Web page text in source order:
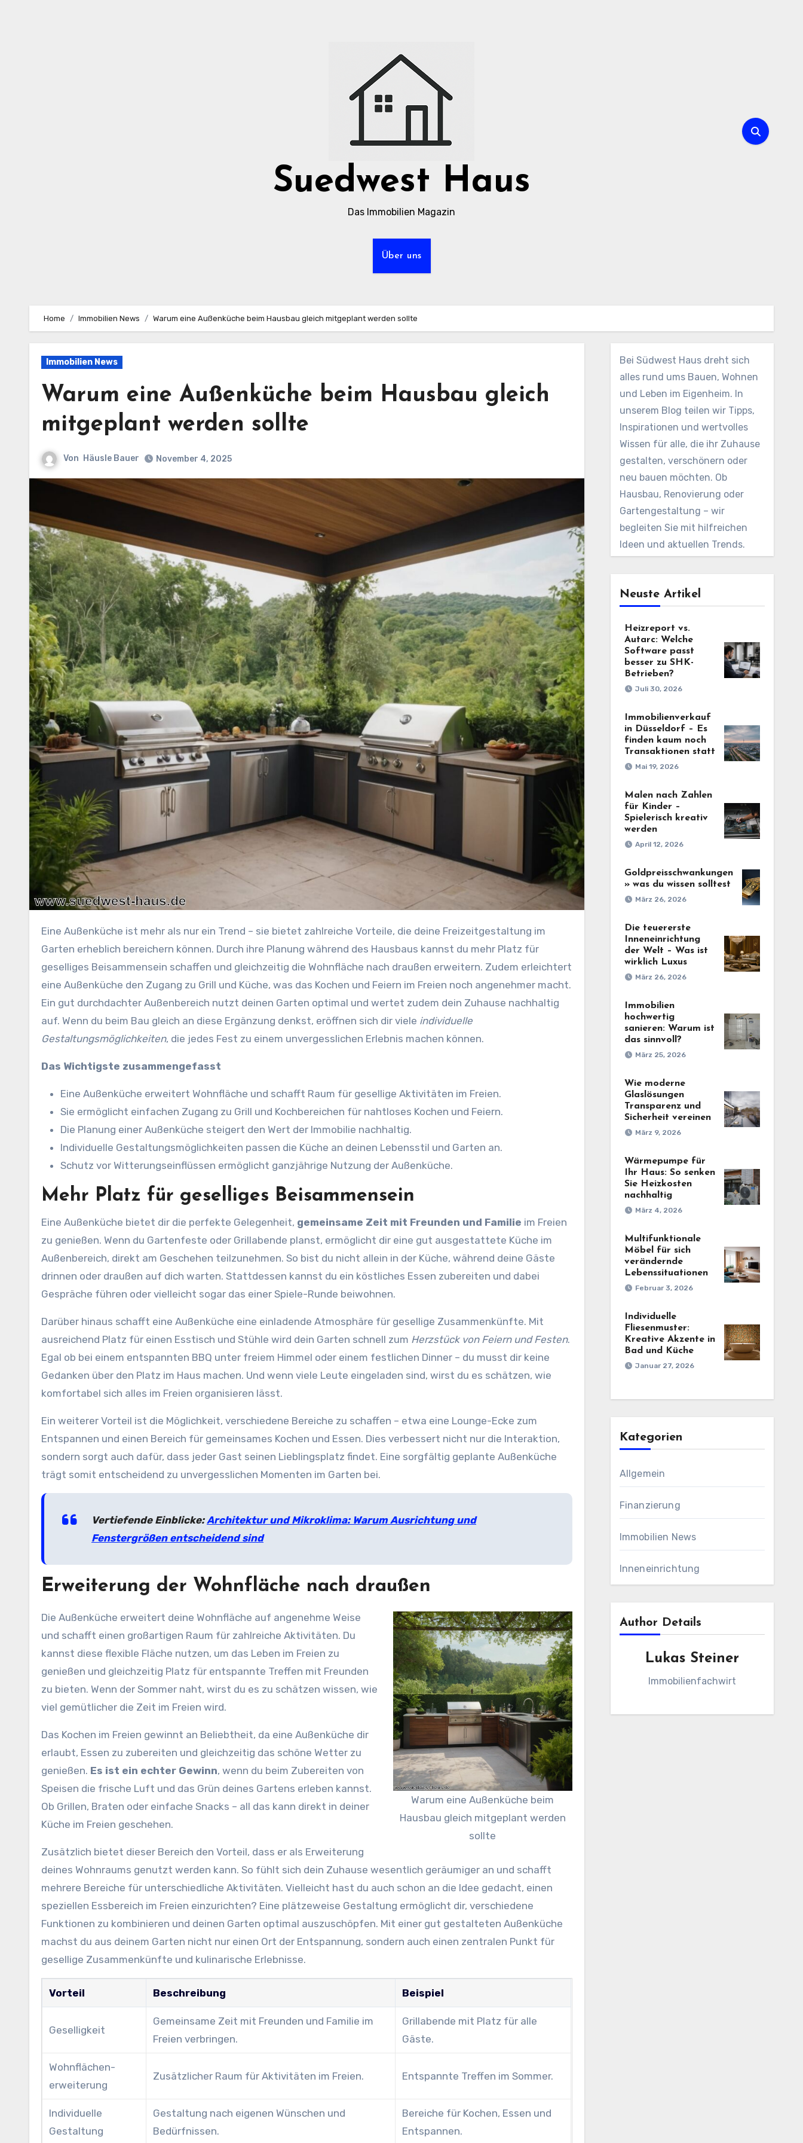
Suedwest Haus
Das Immobilien Magazin
Über uns
Home Immobilien News Warum eine Außenküche beim Hausbau gleich mitgeplant werden sollte
Immobilien News
Warum eine Außenküche beim Hausbau gleich
mitgeplant werden sollte
Von Häusle Bauer November 4, 2025
Eine Außenküche ist mehr als nur ein Trend – sie bietet zahlreiche Vorteile, die deine Freizeitgestaltung im
Garten erheblich bereichern können. Durch ihre Planung während des Hausbaus kannst du mehr Platz für
geselliges Beisammensein schaffen und gleichzeitig die Wohnfläche nach draußen erweitern. Zudem erleichtert
eine Außenküche den Zugang zu Grill und Küche, was das Kochen und Feiern im Freien noch angenehmer macht.
Ein gut durchdachter Außenbereich nutzt deinen Garten optimal und wertet zudem dein Zuhause nachhaltig
auf. Wenn du beim Bau gleich an diese Ergänzung denkst, eröffnen sich dir viele individuelle
Gestaltungsmöglichkeiten, die jedes Fest zu einem unvergesslichen Erlebnis machen können.
Das Wichtigste zusammengefasst
Eine Außenküche erweitert Wohnfläche und schafft Raum für gesellige Aktivitäten im Freien.
Sie ermöglicht einfachen Zugang zu Grill und Kochbereichen für nahtloses Kochen und Feiern.
Die Planung einer Außenküche steigert den Wert der Immobilie nachhaltig.
Individuelle Gestaltungsmöglichkeiten passen die Küche an deinen Lebensstil und Garten an.
Schutz vor Witterungseinflüssen ermöglicht ganzjährige Nutzung der Außenküche.
Mehr Platz für geselliges Beisammensein
Eine Außenküche bietet dir die perfekte Gelegenheit, gemeinsame Zeit mit Freunden und Familie im Freien
zu genießen. Wenn du Gartenfeste oder Grillabende planst, ermöglicht dir eine gut ausgestattete Küche im
Außenbereich, direkt am Geschehen teilzunehmen. So bist du nicht allein in der Küche, während deine Gäste
drinnen oder draußen auf dich warten. Stattdessen kannst du ein köstliches Essen zubereiten und dabei
Gespräche führen oder vielleicht sogar das einer Spiele-Runde beiwohnen.
Darüber hinaus schafft eine Außenküche eine einladende Atmosphäre für gesellige Zusammenkünfte. Mit
ausreichend Platz für einen Esstisch und Stühle wird dein Garten schnell zum Herzstück von Feiern und Festen.
Egal ob bei einem entspannten BBQ unter freiem Himmel oder einem festlichen Dinner – du musst dir keine
Gedanken über den Platz im Haus machen. Und wenn viele Leute eingeladen sind, wirst du es schätzen, wie
komfortabel sich alles im Freien organisieren lässt.
Ein weiterer Vorteil ist die Möglichkeit, verschiedene Bereiche zu schaffen – etwa eine Lounge-Ecke zum
Entspannen und einen Bereich für gemeinsames Kochen und Essen. Dies verbessert nicht nur die Interaktion,
sondern sorgt auch dafür, dass jeder Gast seinen Lieblingsplatz findet. Eine sorgfältig geplante Außenküche
trägt somit entscheidend zu unvergesslichen Momenten im Garten bei.
Vertiefende Einblicke:Architektur und Mikroklima: Warum Ausrichtung und
Fenstergrößen entscheidend sind
Erweiterung der Wohnfläche nach draußen
Warum eine Außenküche beim
Hausbau gleich mitgeplant werden
sollte
Die Außenküche erweitert deine Wohnfläche auf angenehme Weise
und schafft einen großartigen Raum für zahlreiche Aktivitäten. Du
kannst diese flexible Fläche nutzen, um das Leben im Freien zu
genießen und gleichzeitig Platz für entspannte Treffen mit Freunden
zu bieten. Wenn der Sommer naht, wirst du es zu schätzen wissen, wie
viel gemütlicher die Zeit im Freien wird.
Das Kochen im Freien gewinnt an Beliebtheit, da eine Außenküche dir
erlaubt, Essen zu zubereiten und gleichzeitig das schöne Wetter zu
genießen. Es ist ein echter Gewinn, wenn du beim Zubereiten von
Speisen die frische Luft und das Grün deines Gartens erleben kannst.
Ob Grillen, Braten oder einfache Snacks – all das kann direkt in deiner
Küche im Freien geschehen.
Zusätzlich bietet dieser Bereich den Vorteil, dass er als Erweiterung
deines Wohnraums genutzt werden kann. So fühlt sich dein Zuhause wesentlich geräumiger an und schafft
mehrere Bereiche für unterschiedliche Aktivitäten. Vielleicht hast du auch schon an die Idee gedacht, einen
speziellen Essbereich im Freien einzurichten? Eine plätzeweise Gestaltung ermöglicht dir, verschiedene
Funktionen zu kombinieren und deinen Garten optimal auszuschöpfen. Mit einer gut gestalteten Außenküche
machst du aus deinem Garten nicht nur einen Ort der Entspannung, sondern auch einen zentralen Punkt für
gesellige Zusammenkünfte und kulinarische Erlebnisse.
Vorteil Beschreibung Beispiel
Geselligkeit
Gemeinsame Zeit mit Freunden und Familie im
Freien verbringen.
Grillabende mit Platz für alle
Gäste.
Wohnflächen­
erweiterung
Zusätzlicher Raum für Aktivitäten im Freien. Entspannte Treffen im Sommer.
Individuelle
Gestaltung
Gestaltung nach eigenen Wünschen und
Bedürfnissen.
Bereiche für Kochen, Essen und
Entspannen.
Bei Südwest Haus dreht sich
alles rund ums Bauen, Wohnen
und Leben im Eigenheim. In
unserem Blog teilen wir Tipps,
Inspirationen und wertvolles
Wissen für alle, die ihr Zuhause
gestalten, verschönern oder
neu bauen möchten. Ob
Hausbau, Renovierung oder
Gartengestaltung – wir
begleiten Sie mit hilfreichen
Ideen und aktuellen Trends.
Neuste Artikel
Heizreport vs.
Autarc: Welche
Software passt
besser zu SHK-
Betrieben?
Juli 30, 2026
Immobilienverkauf
in Düsseldorf – Es
finden kaum noch
Transaktionen statt
Mai 19, 2026
Malen nach Zahlen
für Kinder –
Spielerisch kreativ
werden
April 12, 2026
Goldpreisschwankungen
» was du wissen solltest
März 26, 2026
Die teuererste
Inneneinrichtung
der Welt – Was ist
wirklich Luxus
März 26, 2026
Immobilien
hochwertig
sanieren: Warum ist
das sinnvoll?
März 25, 2026
Wie moderne
Glaslösungen
Transparenz und
Sicherheit vereinen
März 9, 2026
Wärmepumpe für
Ihr Haus: So senken
Sie Heizkosten
nachhaltig
März 4, 2026
Multifunktionale
Möbel für sich
verändernde
Lebenssituationen
Februar 3, 2026
Individuelle
Fliesenmuster:
Kreative Akzente in
Bad und Küche
Januar 27, 2026
Kategorien
Allgemein
Finanzierung
Immobilien News
Inneneinrichtung
Author Details
Lukas Steiner
Immobilienfachwirt